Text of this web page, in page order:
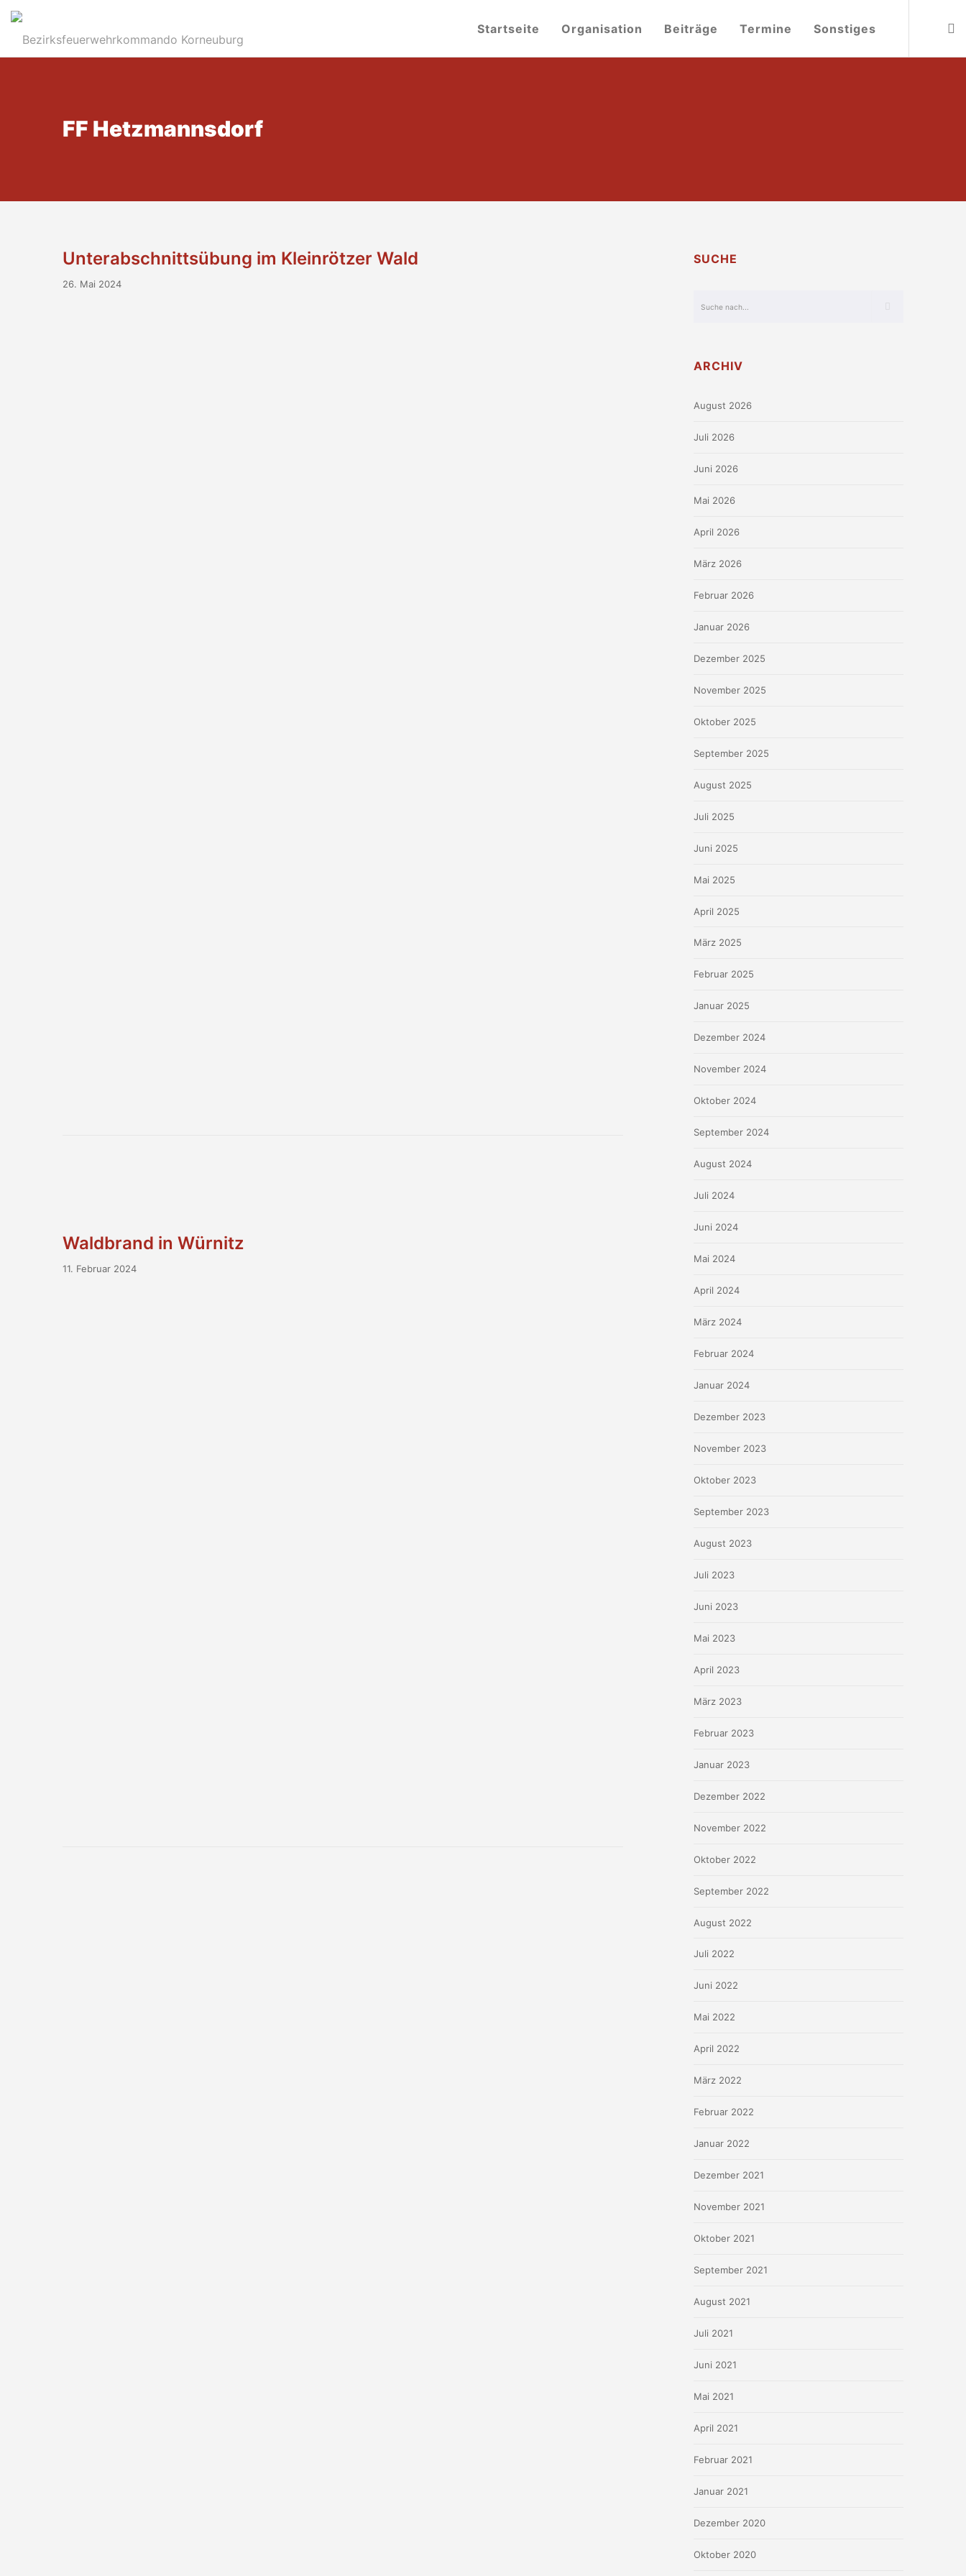
Startseite Organisation Beiträge Termine Sonstiges
FF Hetzmannsdorf
Unterabschnittsübung im Kleinrötzer Wald
26. Mai 2024
Waldbrand in Würnitz
11. Februar 2024
SUCHE
ARCHIV
August 2026
Juli 2026
Juni 2026
Mai 2026
April 2026
März 2026
Februar 2026
Januar 2026
Dezember 2025
November 2025
Oktober 2025
September 2025
August 2025
Juli 2025
Juni 2025
Mai 2025
April 2025
März 2025
Februar 2025
Januar 2025
Dezember 2024
November 2024
Oktober 2024
September 2024
August 2024
Juli 2024
Juni 2024
Mai 2024
April 2024
März 2024
Februar 2024
Januar 2024
Dezember 2023
November 2023
Oktober 2023
September 2023
August 2023
Juli 2023
Juni 2023
Mai 2023
April 2023
März 2023
Februar 2023
Januar 2023
Dezember 2022
November 2022
Oktober 2022
September 2022
August 2022
Juli 2022
Juni 2022
Mai 2022
April 2022
März 2022
Februar 2022
Januar 2022
Dezember 2021
November 2021
Oktober 2021
September 2021
August 2021
Juli 2021
Juni 2021
Mai 2021
April 2021
Februar 2021
Januar 2021
Dezember 2020
Oktober 2020